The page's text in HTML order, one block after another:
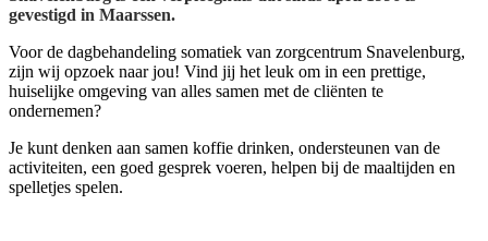
gevestigd in Maarssen.
Voor de dagbehandeling somatiek van zorgcentrum Snavelenburg,
zijn wij opzoek naar jou! Vind jij het leuk om in een prettige,
huiselijke omgeving van alles samen met de cliënten te
ondernemen?
Je kunt denken aan samen koffie drinken, ondersteunen van de
activiteiten, een goed gesprek voeren, helpen bij de maaltijden en
spelletjes spelen.